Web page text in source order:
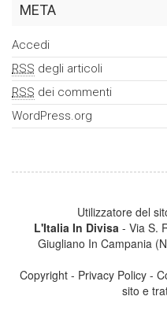
META
Accedi
RSS degli articoli
RSS dei commenti
WordPress.org
Utilizzatore del
L'Italia In Divisa - Via S.
Giugliano In Campania
Copyright- Privacy Policy-
sito e